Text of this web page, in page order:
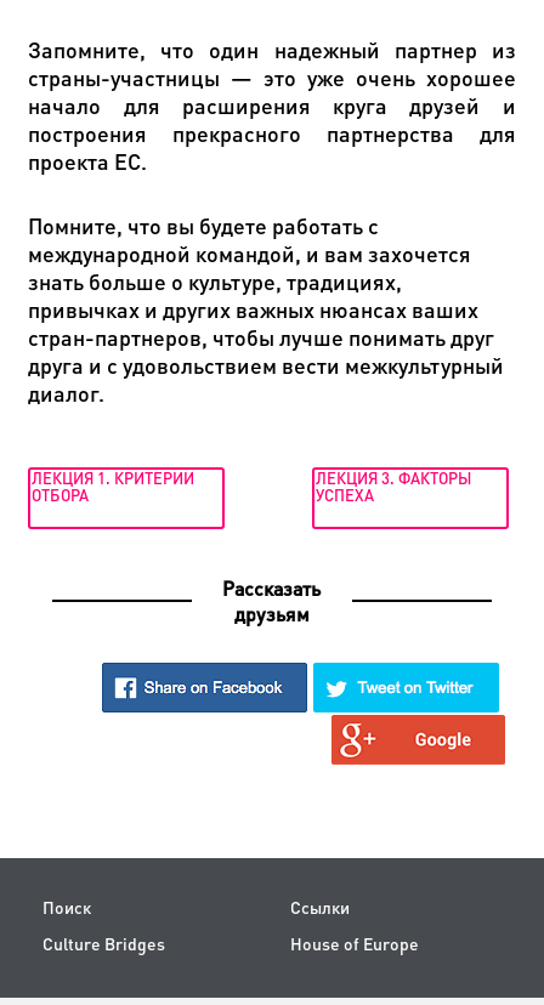
Запомните, что один надежный партнер из
страны-участницы — это уже очень хорошее
начало для расширения круга друзей и
построения прекрасного партнерства для
проекта ЕС.
Помните, что вы будете работать с
международной командой, и вам захочется
знать больше о культуре, традициях,
привычках и других важных нюансах ваших
стран-партнеров, чтобы лучше понимать друг
друга и с удовольствием вести межкультурный
диалог.
ЛЕКЦИЯ 1. КРИТЕРИИ
ОТБОРА
ЛЕКЦИЯ 3. ФАКТОРЫ
УСПЕХА
Рассказать
друзьям
Поиск
Ссылки
Culture Bridges
House of Europe